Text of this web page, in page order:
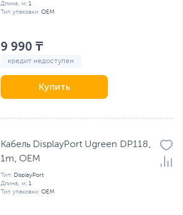
Длина, м: 1
Тип упаковки: OEM
9 990 ₸
кредит недоступен
Купить
Кабель DisplayPort Ugreen DP118,
1m, OEM
Тип: DisplayPort
Длина, м: 1
Тип упаковки: OEM